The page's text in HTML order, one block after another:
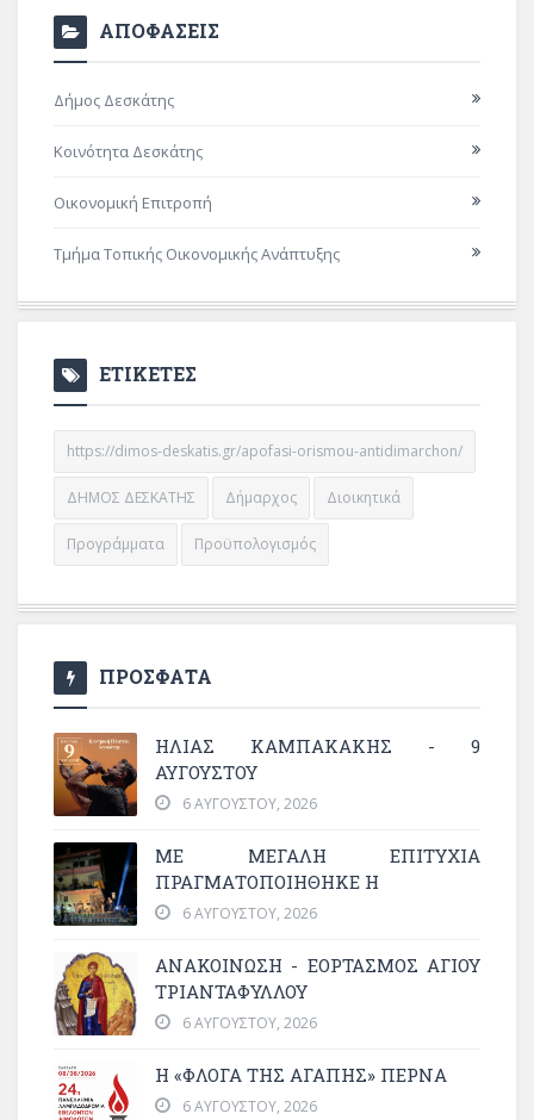
ΑΠΟΦΑΣΕΙΣ
Δήμος Δεσκάτης
Κοινότητα Δεσκάτης
Οικονομική Επιτροπή
Τμήμα Τοπικής Οικονομικής Ανάπτυξης
ΕΤΙΚΕΤΕΣ
https://dimos-deskatis.gr/apofasi-orismou-antidimarchon/
ΔΗΜΟΣ ΔΕΣΚΑΤΗΣ Δήμαρχος Διοικητικά
Προγράμματα Προϋπολογισμός
ΠΡΟΣΦΑΤΑ
ΗΛΙΑΣ ΚΑΜΠΑΚΑΚΗΣ - 9
ΑΥΓΟΥΣΤΟΥ
6 ΑΥΓΟΎΣΤΟΥ, 2026
ΜΕ ΜΕΓΆΛΗ ΕΠΙΤΥΧΊΑ
ΠΡΑΓΜΑΤΟΠΟΙΉΘΗΚΕ Η
6 ΑΥΓΟΎΣΤΟΥ, 2026
ΑΝΑΚΟΙΝΩΣΗ - ΕΟΡΤΑΣΜΟΣ ΑΓΙΟΥ
ΤΡΙΑΝΤΑΦΥΛΛΟΥ
6 ΑΥΓΟΎΣΤΟΥ, 2026
Η «ΦΛΌΓΑ ΤΗΣ ΑΓΆΠΗΣ» ΠΕΡΝΆ
6 ΑΥΓΟΎΣΤΟΥ, 2026